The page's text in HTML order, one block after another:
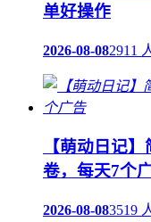
单好操作
2026-08-082911
【萌动日记
卷，每天7个
2026-08-083519